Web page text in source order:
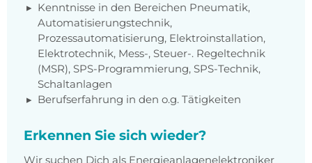
Kenntnisse in den Bereichen Pneumatik,
Automatisierungstechnik,
Prozessautomatisierung, Elektroinstallation,
Elektrotechnik, Mess-, Steuer-. Regeltechnik
(MSR), SPS-Programmierung, SPS-Technik,
Schaltanlagen
Berufserfahrung in den o.g. Tätigkeiten
Erkennen Sie sich wieder?
Wir suchen Dich als Energieanlagenelektroniker